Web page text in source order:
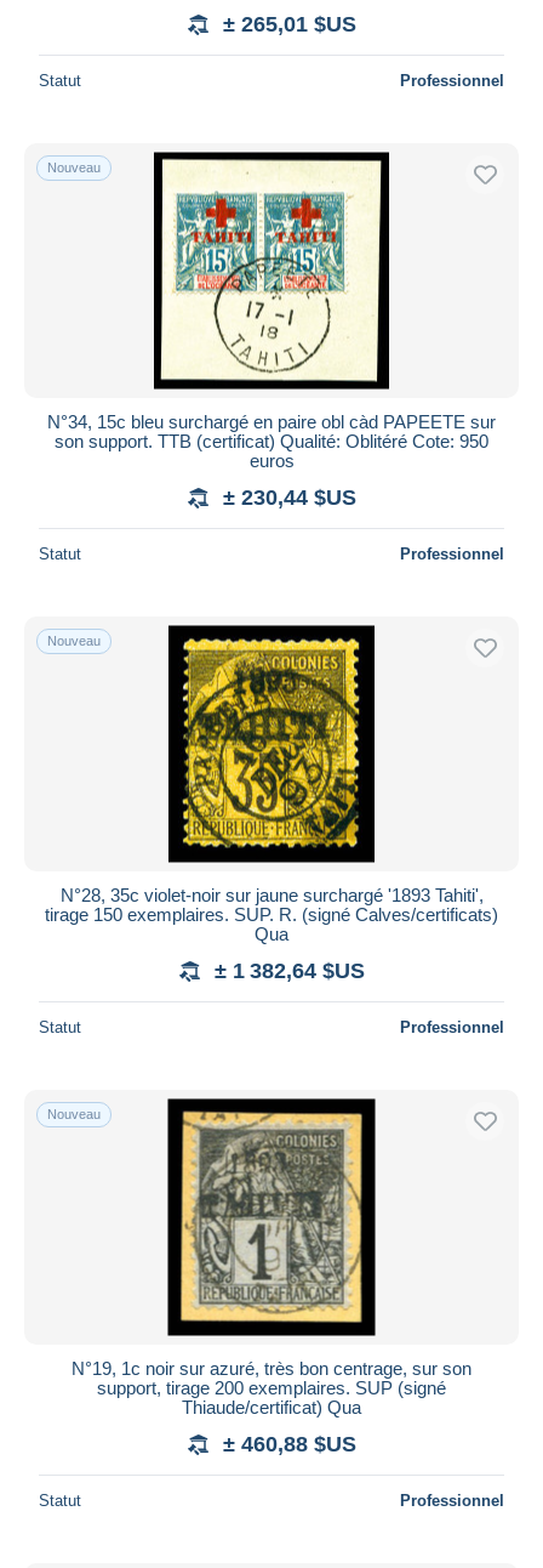
± 265,01 $US
Statut Professionnel
Nouveau
N°34, 15c bleu surchargé en paire obl càd PAPEETE sur
son support. TTB (certificat) Qualité: Oblitéré Cote: 950
euros
± 230,44 $US
Statut Professionnel
Nouveau
N°28, 35c violet-noir sur jaune surchargé '1893 Tahiti',
tirage 150 exemplaires. SUP. R. (signé Calves/certificats)
Qua
± 1 382,64 $US
Statut Professionnel
Nouveau
N°19, 1c noir sur azuré, très bon centrage, sur son
support, tirage 200 exemplaires. SUP (signé
Thiaude/certificat) Qua
± 460,88 $US
Statut Professionnel